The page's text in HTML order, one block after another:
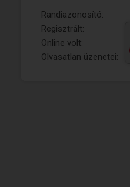
Randiazonosító:
Regisztrált:
Online volt:
Olvasatlan üzenetei: